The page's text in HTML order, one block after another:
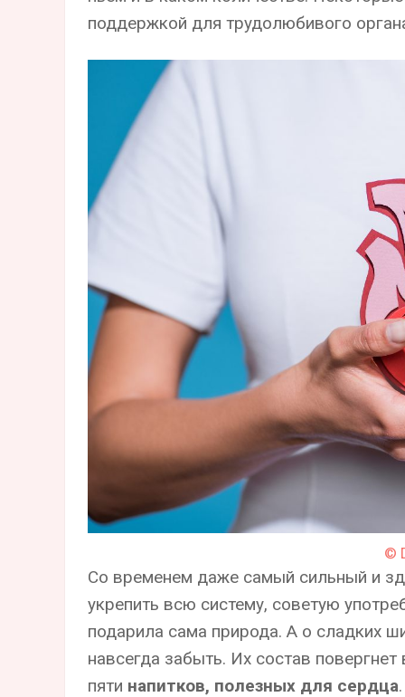
поддержкой для трудолюбивого
©
Со временем даже самый сильный и
укрепить всю систему, советую
подарила сама природа. А о сладких
навсегда забыть. Их состав
пяти напитков, полезных для сердца.